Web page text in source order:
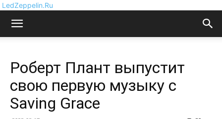
LedZeppelin.Ru
Роберт Плант выпустит
свою первую музыку с
Saving Grace